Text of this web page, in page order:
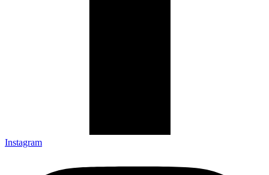
Instagram